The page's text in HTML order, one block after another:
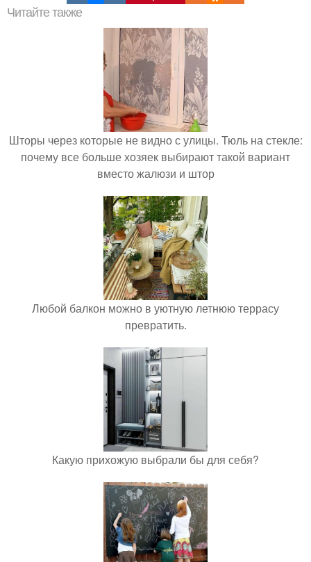
Читайте также
Шторы через которые не видно с улицы. Тюль на стекле:
почему все больше хозяек выбирают такой вариант
вместо жалюзи и штор
Любой балкон можно в уютную летнюю террасу
превратить.
Какую прихожую выбрали бы для себя?